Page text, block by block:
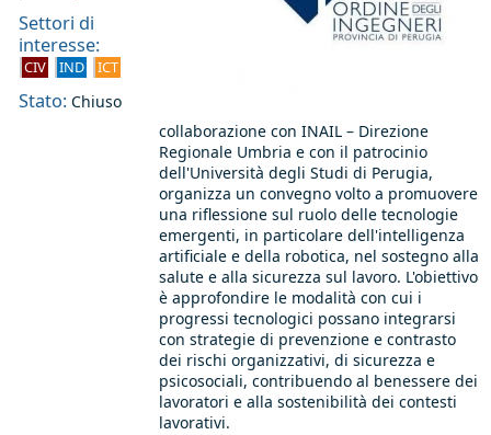
Settori di
interesse:
CIV IND ICT
Stato: Chiuso
collaborazione con INAIL – Direzione
Regionale Umbria e con il patrocinio
dell'Università degli Studi di Perugia,
organizza un convegno volto a promuovere
una riflessione sul ruolo delle tecnologie
emergenti, in particolare dell'intelligenza
artificiale e della robotica, nel sostegno alla
salute e alla sicurezza sul lavoro. L'obiettivo
è approfondire le modalità con cui i
progressi tecnologici possano integrarsi
con strategie di prevenzione e contrasto
dei rischi organizzativi, di sicurezza e
psicosociali, contribuendo al benessere dei
lavoratori e alla sostenibilità dei contesti
lavorativi.